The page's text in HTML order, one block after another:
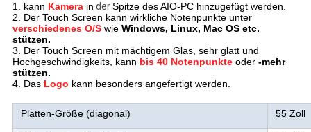
1. kann Kamerain derSpitze des AIO-PC hinzugefügt werden.
2. Der Touch Screen kann wirkliche Notenpunkte unter
verschiedenes O/SwieWindows, Linux, Mac OS etc.
stützen.
3. Der Touch Screen mit mächtigem Glas, sehr glatt und
Hochgeschwindigkeits, kann bis 40 Notenpunkteoder-mehr
stützen.
4. Das Logo kann besonders angefertigt werden.
Platten-Größe (diagonal) 55 Zoll